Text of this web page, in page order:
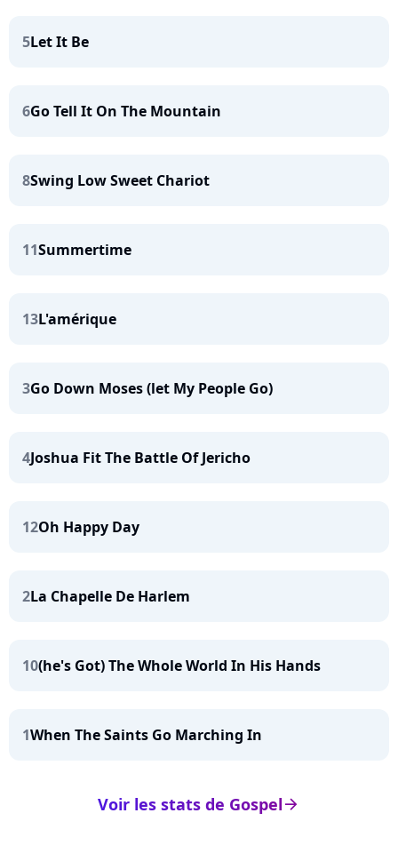
5Let It Be
6Go Tell It On The Mountain
8Swing Low Sweet Chariot
11Summertime
13L'amérique
3Go Down Moses (let My People Go)
4Joshua Fit The Battle Of Jericho
12Oh Happy Day
2La Chapelle De Harlem
10(he's Got) The Whole World In His Hands
1When The Saints Go Marching In
arrow_right
Voir les stats de Gospel